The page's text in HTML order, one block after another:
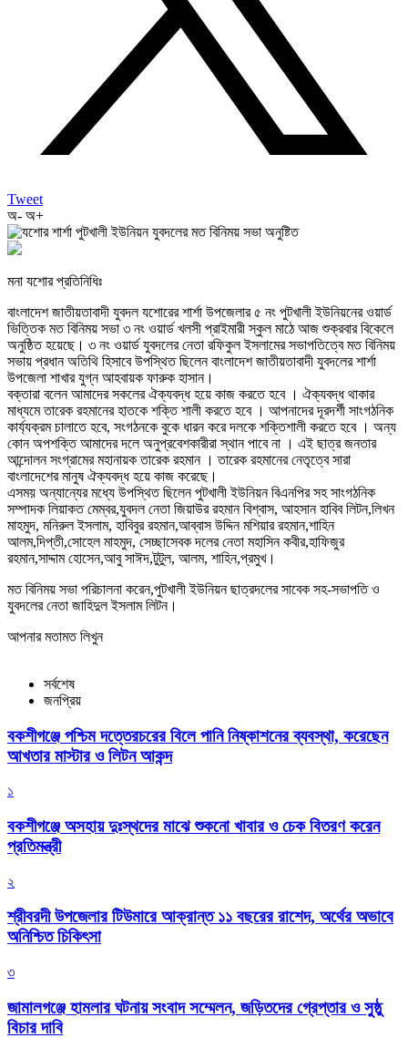
Tweet
অ- অ+
মনা যশোর প্রতিনিধিঃ
বাংলাদেশ জাতীয়তাবাদী যুবদল যশোরের শার্শা উপজেলার ৫ নং পুটখালী ইউনিয়নের ওয়ার্ড
ভিত্তিক মত বিনিময় সভা ৩ নং ওয়ার্ড খলসী প্রাইমারী স্কুল মাঠে আজ শুক্রবার বিকেলে
অনুষ্ঠিত হয়েছে। ৩ নং ওয়ার্ড যুবদলের নেতা রফিকুল ইসলামের সভাপতিত্বে মত বিনিময়
সভায় প্রধান অতিথি হিসাবে উপস্থিত ছিলেন বাংলাদেশ জাতীয়তাবাদী যুবদলের শার্শা
উপজেলা শাখার যুগ্ন আহবায়ক ফারুক হাসান।
বক্তারা বলেন আমাদের সকলের ঐক্যবদ্ধ হয়ে কাজ করতে হবে । ঐক্যবদ্ধ থাকার
মাধ্যমে তারেক রহমানের হাতকে শক্তি শালী করতে হবে । আপনাদের দূরদর্শী সাংগঠনিক
কার্য্যক্রম চালাতে হবে, সংগঠনকে বুকে ধারন করে দলকে শক্তিশালী করতে হবে । অন্য
কোন অপশক্তি আমাদের দলে অনুপ্রবেশকারীরা স্থান পাবে না । এই ছাত্র জনতার
আন্দোলন সংগ্রামের মহানায়ক তারেক রহমান । তারেক রহমানের নেতৃত্বে সারা
বাংলাদেশের মানুষ ঐক্যবদ্ধ হয়ে কাজ করেছে।
এসময় অন্যান্যের মধ্যে উপস্থিত ছিলেন পুটখালী ইউনিয়ন বিএনপির সহ সাংগঠনিক
সম্পাদক লিয়াকত মেম্বর,যুবদল নেতা জিয়াউর রহমান বিশ্বাস, আহসান হাবিব লিটন,লিখন
মাহমুদ, মনিরুল ইসলাম, হাবিবুর রহমান,আব্বাস উদ্দিন মশিয়ার রহমান,শাহিন
আলম,দিপ্তী,সোহেল মাহমুদ, সেচ্ছাসেবক দলের নেতা মহাসিন কবীর,হাফিজুর
রহমান,সাদ্দাম হোসেন,আবু সাঈদ,টুটুল, আলম, শাহিন,প্রমুখ।
মত বিনিময় সভা পরিচালনা করেন,পুটখালী ইউনিয়ন ছাত্রদলের সাবেক সহ-সভাপতি ও
যুবদলের নেতা জাহিদুল ইসলাম লিটন।
আপনার মতামত লিখুন
সর্বশেষ
জনপ্রিয়
বকশীগঞ্জে পশ্চিম দত্তেরচরের বিলে পানি নিষ্কাশনের ব্যবস্থা, করেছেন
আখতার মাস্টার ও লিটন আকন্দ
১
বকশীগঞ্জে অসহায় দুঃস্থদের মাঝে শুকনো খাবার ও চেক বিতরণ করেন
প্রতিমন্ত্রী
২
শ্রীবরদী উপজেলার টিউমারে আক্রান্ত ১১ বছরের রাশেদ, অর্থের অভাবে
অনিশ্চিত চিকিৎসা
৩
জামালগঞ্জে হামলার ঘটনায় সংবাদ সম্মেলন, জড়িতদের গ্রেপ্তার ও সুষ্ঠু
বিচার দাবি